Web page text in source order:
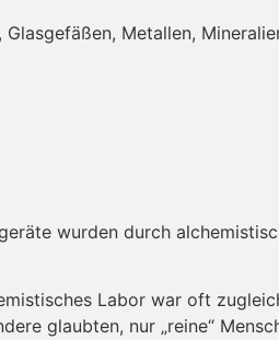
Metallen,
wurden durch
Labor war oft
glaubten, nur „reine“